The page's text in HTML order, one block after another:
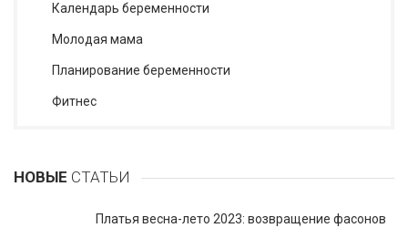
Календарь беременности
Молодая мама
Планирование беременности
Фитнес
НОВЫЕ СТАТЬИ
Платья весна-лето 2023: возвращение фасонов